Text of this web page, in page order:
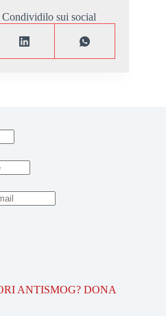
sui social
ANTISMOG? DONA